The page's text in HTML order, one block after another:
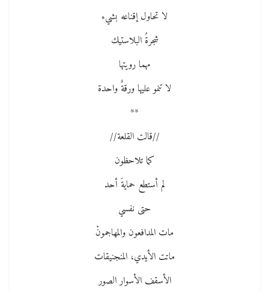
لا تحاول إقناعه بشيء
شجرةُ البلاستيك
مهما رويتها
لا تنمو عليها ورقةٌ واحدة
**
//قالت القلعة//
كما تلاحظون
لم أستطع حمايةَ أحد
حتى نفسي
مات المدافعون والمهاجمونْ
ماتت الأيدي، المنجنيقات
الأسقف الأسوار الصور